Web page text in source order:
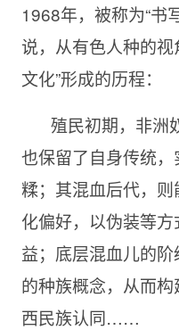
1968年，被称为“书
说，从有色人种的视
文化”形成的历程：
殖民初期，非洲
也保留了自身传统
糅；其混血后代，
化偏好，以伪装等
益；底层混血儿的
的种族概念，从而构
西民族认同……